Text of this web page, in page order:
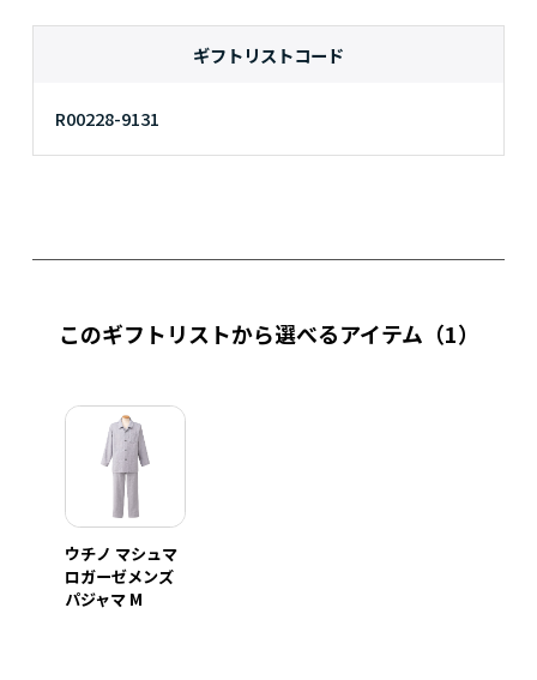
ギフトリストコード
R00228-9131
このギフトリストから選べるアイテム （1）
ウチノ マシュマ
ロガーゼメンズ
パジャマ M